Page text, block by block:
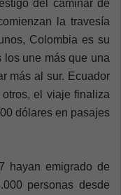
del caminar de
la travesía
Colombia es su
los une más que una
más al sur. Ecuador
el viaje finaliza
dólares en pasajes
hayan emigrado de
personas desde